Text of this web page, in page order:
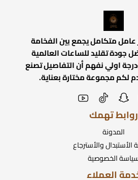
عامل متكامل يجمع بين الفخامة
جودة تقليد للساعات العالمية
اولي نفهم أن التفاصيل تصنع
لكم مجموعة مختارة بعناية.
روابط تهمك
المدونة
والأسترجاع
الخصوصية
العملاء